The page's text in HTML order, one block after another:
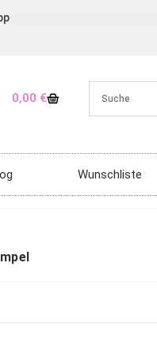
0,00 €
Wunschliste